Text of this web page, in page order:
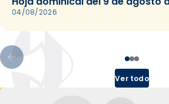
04/08/2026
Ver todo